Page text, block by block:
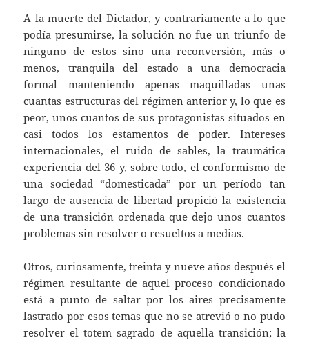
A la muerte del Dictador, y contrariamente a lo que
podía presumirse, la solución no fue un triunfo de
ninguno de estos sino una reconversión, más o
menos, tranquila del estado a una democracia
formal manteniendo apenas maquilladas unas
cuantas estructuras del régimen anterior y, lo que es
peor, unos cuantos de sus protagonistas situados en
casi todos los estamentos de poder. Intereses
internacionales, el ruido de sables, la traumática
experiencia del 36 y, sobre todo, el conformismo de
una sociedad “domesticada” por un período tan
largo de ausencia de libertad propició la existencia
de una transición ordenada que dejo unos cuantos
problemas sin resolver o resueltos a medias.
Otros, curiosamente, treinta y nueve años después el
régimen resultante de aquel proceso condicionado
está a punto de saltar por los aires precisamente
lastrado por esos temas que no se atrevió o no pudo
resolver el totem sagrado de aquella transición; la